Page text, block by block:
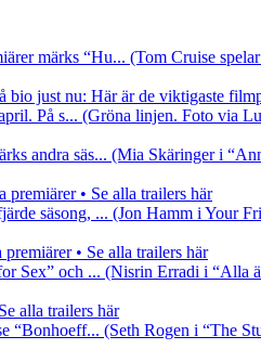
märks “Hu... (Tom Cruise
bio just nu: Här är de viktigaste
På s... (Gröna linjen. Foto via
andra säs... (Mia Skäringer i
• Se alla trailers här
säsong, ... (Jon Hamm i Your
• Se alla trailers här
Sex” och ... (Nisrin Erradi i “Alla
alla trailers här
“Bonhoeff... (Seth Rogen i “The